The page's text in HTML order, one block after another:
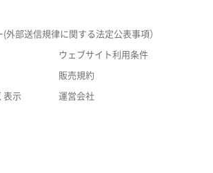
外部送信規律に関する法定公表事項）
ウェブサイト利用条件
販売規約
表示 運営会社